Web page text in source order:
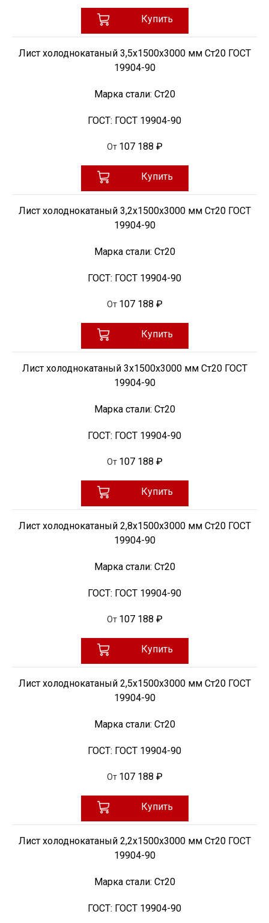
Купить
Лист холоднокатаный 3,5х1500х3000 мм Ст20 ГОСТ
19904-90
Марка стали: Ст20
ГОСТ: ГОСТ 19904-90
От 107 188 ₽
Купить
Лист холоднокатаный 3,2х1500х3000 мм Ст20 ГОСТ
19904-90
Марка стали: Ст20
ГОСТ: ГОСТ 19904-90
От 107 188 ₽
Купить
Лист холоднокатаный 3х1500х3000 мм Ст20 ГОСТ
19904-90
Марка стали: Ст20
ГОСТ: ГОСТ 19904-90
От 107 188 ₽
Купить
Лист холоднокатаный 2,8х1500х3000 мм Ст20 ГОСТ
19904-90
Марка стали: Ст20
ГОСТ: ГОСТ 19904-90
От 107 188 ₽
Купить
Лист холоднокатаный 2,5х1500х3000 мм Ст20 ГОСТ
19904-90
Марка стали: Ст20
ГОСТ: ГОСТ 19904-90
От 107 188 ₽
Купить
Лист холоднокатаный 2,2х1500х3000 мм Ст20 ГОСТ
19904-90
Марка стали: Ст20
ГОСТ: ГОСТ 19904-90